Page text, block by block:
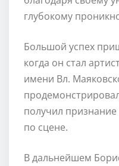
глубокому
Большой успех
когда он стал
имени Вл.
получил признание
по сцене.
В дальнейшем